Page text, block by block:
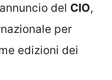
del CIO,
per
edizioni dei